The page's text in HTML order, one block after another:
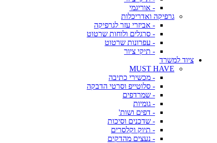
- אוריגמי
גרפיקה ואדריכלות
- אביזרי עזר לגרפיקה
- סרגלים ולוחות שרטוט
- עפרונות שרטוט
- תיקי ציור
ציוד למשרד
MUST HAVE
- מכשירי כתיבה
- סלוטייפ וסרטי הדבקה
- שמרדפים
- גומיות
- דפים ושות'
- שדכנים וסיכות
- תיוק וקלסרים
- נעצים מהדקים